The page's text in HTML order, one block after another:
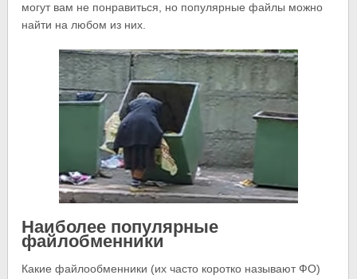
могут вам не понравиться, но популярные файлы можно
найти на любом из них.
Наиболее популярные
файлобменники
Какие файлообменники (их часто коротко называют ФО)